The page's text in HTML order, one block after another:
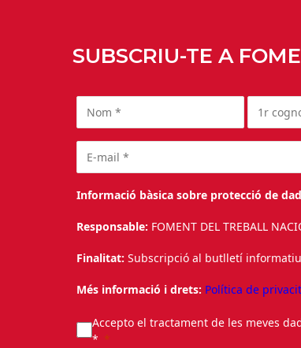
SUBSCRIU-TE A
Informació bàsica sobre protecció de
Responsable: FOMENT DEL TREBALL
Finalitat: Subscripció al butlletí
Més informació i drets: Política de
Accepto el tractament de les meves
*